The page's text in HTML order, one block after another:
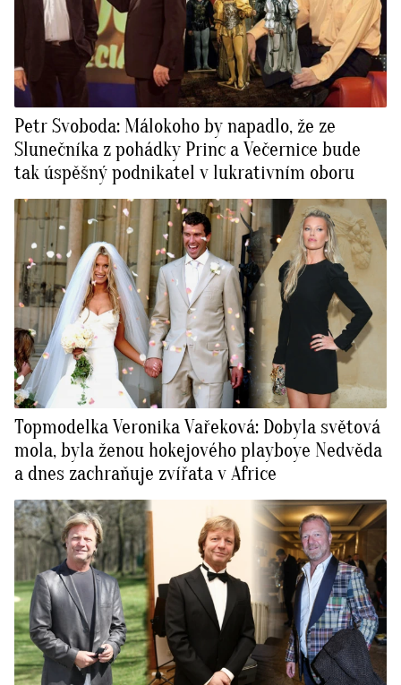
Petr Svoboda: Málokoho by napadlo, že ze
Slunečníka z pohádky Princ a Večernice bude
tak úspěšný podnikatel v lukrativním oboru
Topmodelka Veronika Vařeková: Dobyla světová
mola, byla ženou hokejového playboye Nedvěda
a dnes zachraňuje zvířata v Africe